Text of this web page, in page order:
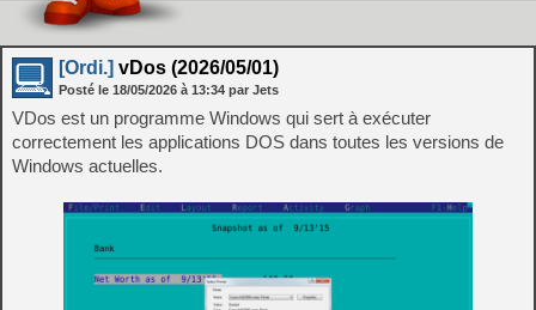
[Ordi.] vDos (2026/05/01)
Posté le 18/05/2026 à 13:34 par Jets
VDos est un programme Windows qui sert à exécuter
correctement les applications DOS dans toutes les versions de
Windows actuelles.